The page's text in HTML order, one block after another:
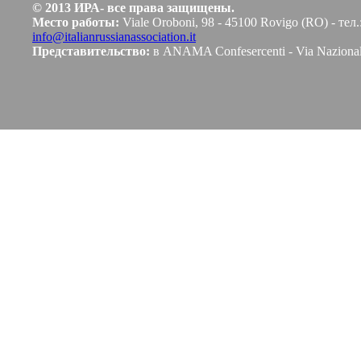
© 2013 ИРА- все права защищены.
Место работы: Viale Oroboni, 98 - 45100 Rovigo (RO) -
info@italianrussianassociation.it
Представительство: в ANAMA Confesercenti - Via